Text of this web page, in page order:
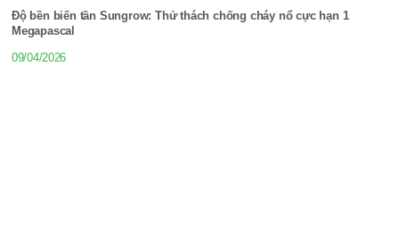
Độ bền biến tần Sungrow: Thử thách chống cháy nổ cực hạn 1
Megapascal
09/04/2026